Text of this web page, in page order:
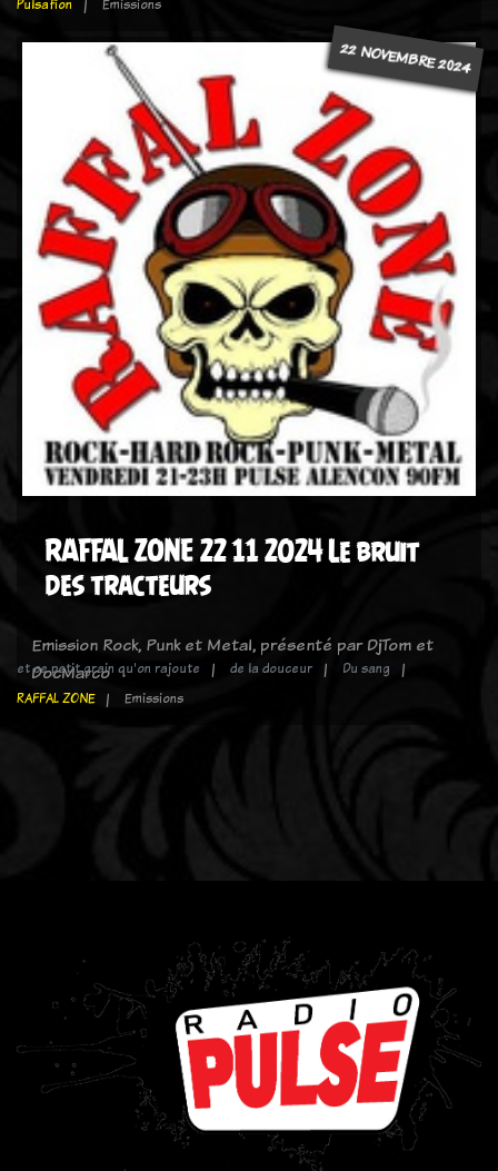
Pulsafion
Emissions
22 NOVEMBRE 2024
RAFFAL ZONE 22 11 2024 Le bruit
des tracteurs
Emission Rock, Punk et Metal, présenté par DjTom et
DocMarco
et ce petit grain qu'on rajoute de la douceur
Du sang
RAFFAL ZONE
Emissions